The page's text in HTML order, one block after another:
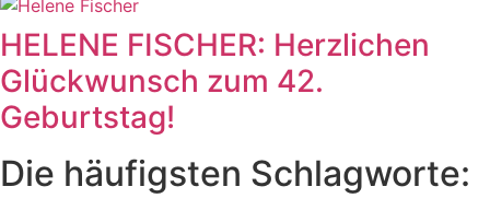
HELENE FISCHER: Herzlichen
Glückwunsch zum 42.
Geburtstag!
Die häufigsten Schlagworte: